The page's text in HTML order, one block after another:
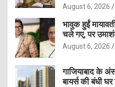
August 6, 2026
भावुक हुईं
चले गए, पर
August 6, 2026
गाजियाबाद के
बायर्स की बंधी